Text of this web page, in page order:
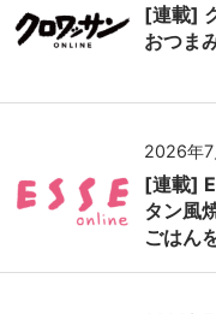
[連載]
おつま
2026年7
[連載]
タン風
ごはん